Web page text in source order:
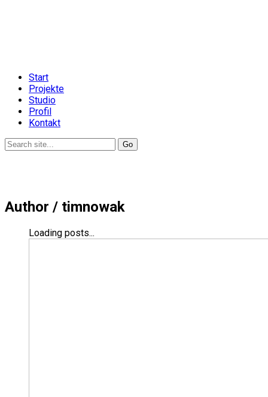
Start
Projekte
Studio
Profil
Kontakt
Author / timnowak
Loading posts...